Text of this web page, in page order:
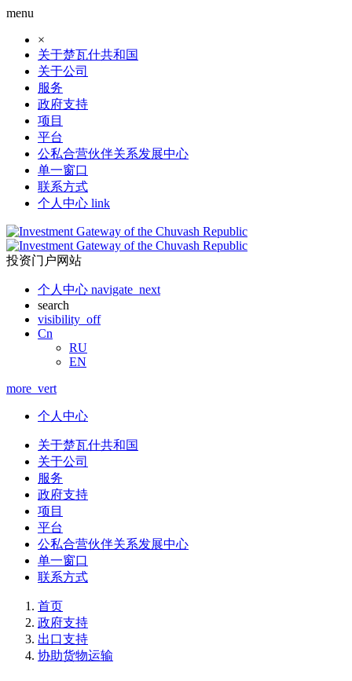
menu
×
关于楚瓦什共和国
关于公司
服务
政府支持
项目
平台
公私合营伙伴关系发展中心
单一窗口
联系方式
个人中心 link
投资门户网站
个人中心 navigate_next
search
visibility_off
Cn
RU
EN
more_vert
个人中心
关于楚瓦什共和国
关于公司
服务
政府支持
项目
平台
公私合营伙伴关系发展中心
单一窗口
联系方式
首页
政府支持
出口支持
协助货物运输